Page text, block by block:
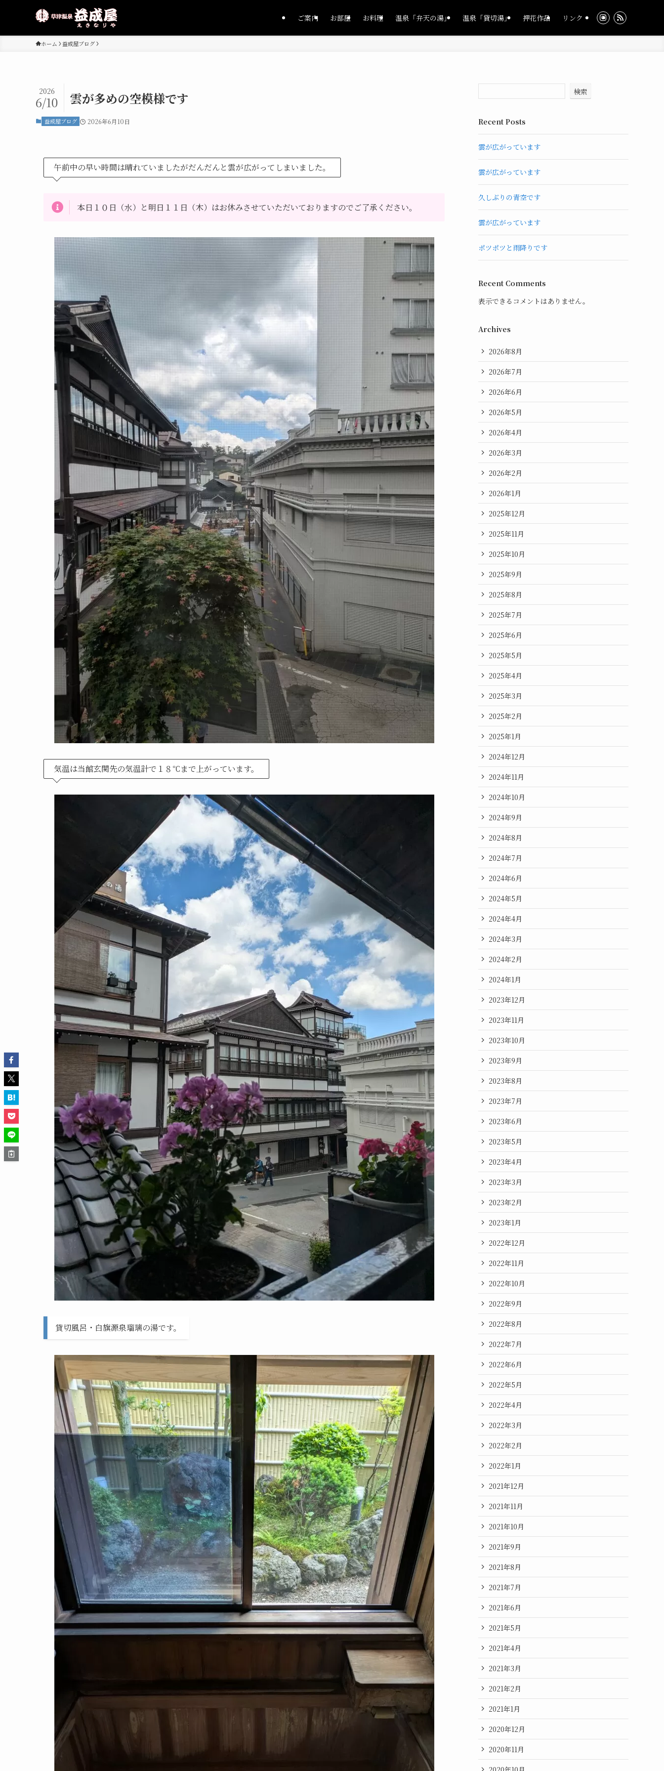
ご案内 お部屋 お料理 温泉「弁天の湯」 温泉「貸切湯」 押花作品 リンク
ホーム 益成屋ブログ
雲が多めの空模様です
2026
6/10
益成屋ブログ 2026年6月10日
午前中の早い時間は晴れていましたがだんだんと雲が広がってしまいました。
本日１０日（水）と明日１１日（木）はお休みさせていただいておりますのでご了承ください。
気温は当館玄関先の気温計で１８℃まで上がっています。
貸切風呂・白旗源泉瑠璃の湯です。
検索
Recent Posts
雲が広がっています
雲が広がっています
久しぶりの青空です
雲が広がっています
ポツポツと雨降りです
Recent Comments
表示できるコメントはありません。
Archives
2026年8月
2026年7月
2026年6月
2026年5月
2026年4月
2026年3月
2026年2月
2026年1月
2025年12月
2025年11月
2025年10月
2025年9月
2025年8月
2025年7月
2025年6月
2025年5月
2025年4月
2025年3月
2025年2月
2025年1月
2024年12月
2024年11月
2024年10月
2024年9月
2024年8月
2024年7月
2024年6月
2024年5月
2024年4月
2024年3月
2024年2月
2024年1月
2023年12月
2023年11月
2023年10月
2023年9月
2023年8月
2023年7月
2023年6月
2023年5月
2023年4月
2023年3月
2023年2月
2023年1月
2022年12月
2022年11月
2022年10月
2022年9月
2022年8月
2022年7月
2022年6月
2022年5月
2022年4月
2022年3月
2022年2月
2022年1月
2021年12月
2021年11月
2021年10月
2021年9月
2021年8月
2021年7月
2021年6月
2021年5月
2021年4月
2021年3月
2021年2月
2021年1月
2020年12月
2020年11月